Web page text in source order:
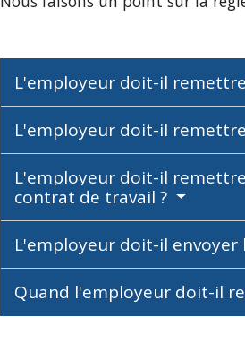
L'employeur doit-il
L'employeur doit-il
L'employeur doit-il
contrat de travail ?
L'employeur doit-il envoyer
Quand l'employeur doit-il